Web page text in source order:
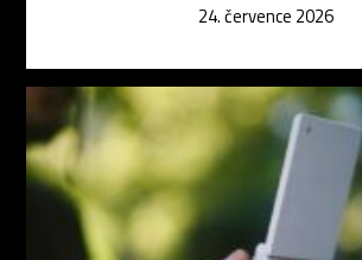
24. července 2026